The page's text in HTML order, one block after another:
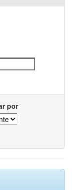
por